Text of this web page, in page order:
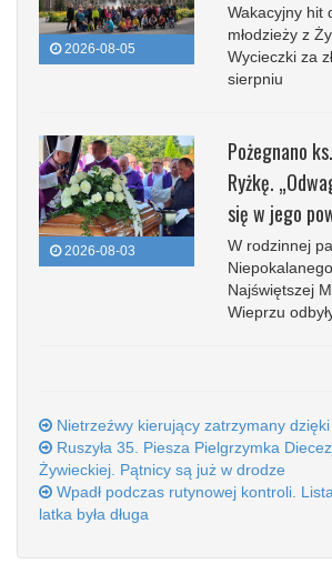
2026-08-05
Wakacyjny hit
młodzieży z
Wycieczki za
sierpniu
2026-08-03
Pożegnano
Ryżkę.
się w jego
W rodzinnej
Najświętszej
Wieprzu
Nietrzeźwy kierujący zatrzymany
Ruszyła 35. Piesza Pielgrzymka
Żywieckiej. Pątnicy są już w drodze
Wpadł podczas rutynowej kontroli.
latka była długa